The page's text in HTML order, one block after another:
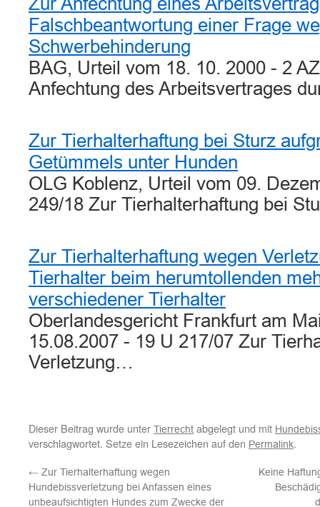
Falschbeantwortung einer Frage
Schwerbehinderung
BAG, Urteil vom 18. 10. 2000 - 2
Anfechtung des Arbeitsvertrages
Zur Tierhalterhaftung bei Sturz
Getümmels unter Hunden
OLG Koblenz, Urteil vom 09.
249/18 Zur Tierhalterhaftung bei
Zur Tierhalterhaftung wegen
Tierhalter beim herumtollenden
verschiedener Tierhalter
Oberlandesgericht Frankfurt am
15.08.2007 - 19 U 217/07 Zur
Verletzung…
Dieser Beitrag wurde unter Tierrecht abgelegt und mit
verschlagwortet. Setze ein Lesezeichen auf den Permalink.
← Zur Tierhalterhaftung wegen
Hundebissverletzung bei Anfassen eines
unbeaufsichtigten Hundes zum Zwecke der
Keine